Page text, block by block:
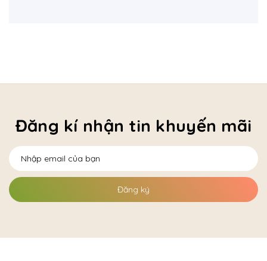
Đăng kí nhận tin khuyến mãi
Đăng ký